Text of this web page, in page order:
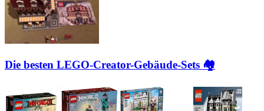
Die besten LEGO-Creator-Gebäude-Sets 🏘